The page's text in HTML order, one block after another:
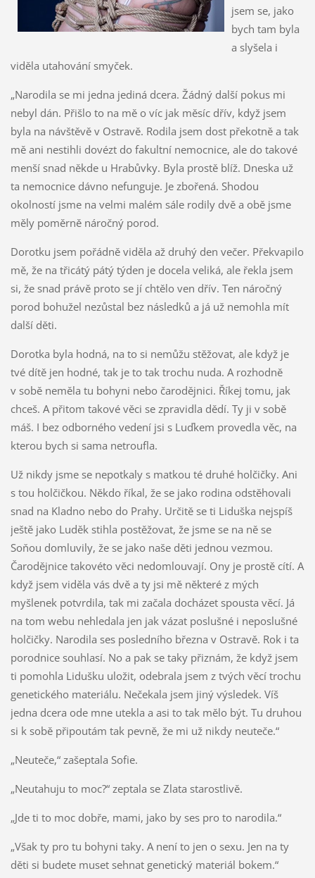
jsem se, jako
bych tam byla
a slyšela i
viděla utahování smyček.
„Narodila se mi jedna jediná dcera. Žádný další pokus mi
nebyl dán. Přišlo to na mě o víc jak měsíc dřív, když jsem
byla na návštěvě v Ostravě. Rodila jsem dost překotně a tak
mě ani nestihli dovézt do fakultní nemocnice, ale do takové
menší snad někde u Hrabůvky. Byla prostě blíž. Dneska už
ta nemocnice dávno nefunguje. Je zbořená. Shodou
okolností jsme na velmi malém sále rodily dvě a obě jsme
měly poměrně náročný porod.
Dorotku jsem pořádně viděla až druhý den večer. Překvapilo
mě, že na třicátý pátý týden je docela veliká, ale řekla jsem
si, že snad právě proto se jí chtělo ven dřív. Ten náročný
porod bohužel nezůstal bez následků a já už nemohla mít
další děti.
Dorotka byla hodná, na to si nemůžu stěžovat, ale když je
tvé dítě jen hodné, tak je to tak trochu nuda. A rozhodně
v sobě neměla tu bohyni nebo čarodějnici. Říkej tomu, jak
chceš. A přitom takové věci se zpravidla dědí. Ty ji v sobě
máš. I bez odborného vedení jsi s Luďkem provedla věc, na
kterou bych si sama netroufla.
Už nikdy jsme se nepotkaly s matkou té druhé holčičky. Ani
s tou holčičkou. Někdo říkal, že se jako rodina odstěhovali
snad na Kladno nebo do Prahy. Určitě se ti Liduška nejspíš
ještě jako Luděk stihla postěžovat, že jsme se na ně se
Soňou domluvily, že se jako naše děti jednou vezmou.
Čarodějnice takovéto věci nedomlouvají. Ony je prostě cítí. A
když jsem viděla vás dvě a ty jsi mě některé z mých
myšlenek potvrdila, tak mi začala docházet spousta věcí. Já
na tom webu nehledala jen jak vázat poslušné i neposlušné
holčičky. Narodila ses posledního března v Ostravě. Rok i ta
porodnice souhlasí. No a pak se taky přiznám, že když jsem
ti pomohla Lidušku uložit, odebrala jsem z tvých věcí trochu
genetického materiálu. Nečekala jsem jiný výsledek. Víš
jedna dcera ode mne utekla a asi to tak mělo být. Tu druhou
si k sobě připoutám tak pevně, že mi už nikdy neuteče.“
„Neuteče,“ zašeptala Sofie.
„Neutahuju to moc?“ zeptala se Zlata starostlivě.
„Jde ti to moc dobře, mami, jako by ses pro to narodila.“
„Však ty pro tu bohyni taky. A není to jen o sexu. Jen na ty
děti si budete muset sehnat genetický materiál bokem.“